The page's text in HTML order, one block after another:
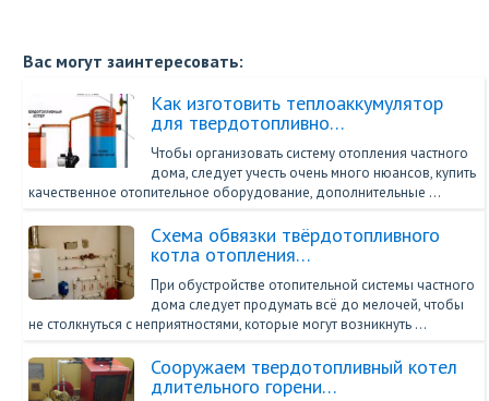
Вас могут заинтересовать:
Как изготовить теплоаккумулятор
для твердотопливно…
Чтобы организовать систему отопления частного
дома, следует учесть очень много нюансов, купить
качественное отопительное оборудование, дополнительные …
Схема обвязки твёрдотопливного
котла отопления…
При обустройстве отопительной системы частного
дома следует продумать всё до мелочей, чтобы
не столкнуться с неприятностями, которые могут возникнуть …
Сооружаем твердотопливный котел
длительного горени…